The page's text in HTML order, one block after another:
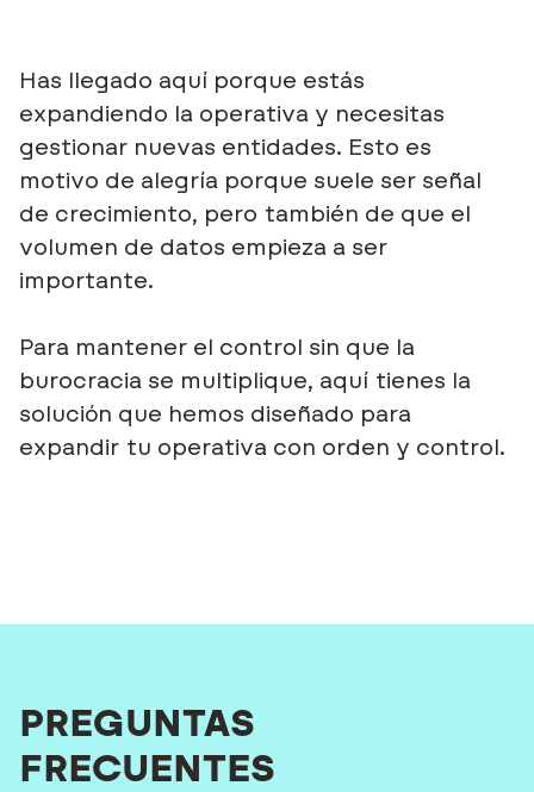
Has llegado aquí porque estás
expandiendo la operativa y necesitas
gestionar nuevas entidades. Esto es
motivo de alegría porque suele ser señal
de crecimiento, pero también de que el
volumen de datos empieza a ser
importante.
Para mantener el control sin que la
burocracia se multiplique, aquí tienes la
solución que hemos diseñado para
expandir tu operativa con orden y control.
PREGUNTAS
FRECUENTES